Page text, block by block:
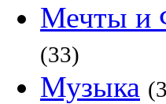
Мечты и
(33)
Музыка